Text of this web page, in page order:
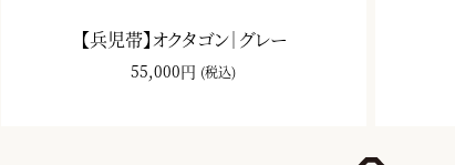
【兵児帯】オクタゴン｜グレー
55,000円 (税込)